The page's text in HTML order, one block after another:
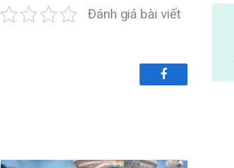
Đánh giá bài viết
Facebook